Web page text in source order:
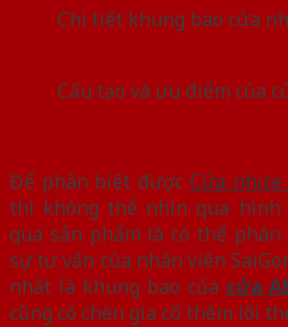
Chi tiết khung bao cửa
Cấu tạo và ưu điểm của
Để phân biệt được Cửa nhựa
thì không thể nhìn qua hình
qua sản phẩm là có thể
sự tư vấn của nhân viên
nhất là khung bao của cửa
cũng có chèn gia cố thêm lõi